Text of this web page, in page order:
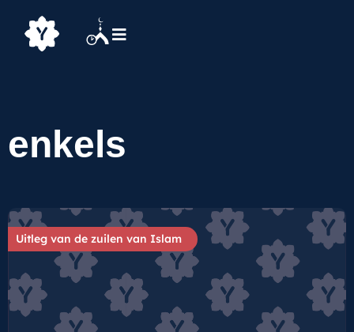
enkels
Uitleg van de zuilen van Islam